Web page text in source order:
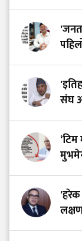
संघ
'हरेक